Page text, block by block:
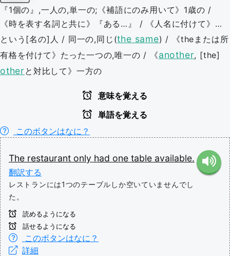
『1個の』,一人の,単一の;《補語にのみ用いて》1歳の /
《時を表す名詞と共に》『ある…』 / 《人名に付けて》…
という[名の]人 / 同一の,同じ(the same) / 《theまたは所
有格を付けて》たった一つの,唯一の / 《another, [the]
otherと対比して》一方の
意味を覚える
単語を覚える
このボタンはなに？
The restaurant only had one table available.
翻訳する
レストランには1つのテーブルしか空いていませんでし
た。
読めるようになる
話せるようになる
このボタンはなに？
詳細